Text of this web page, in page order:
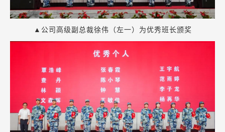
▲公司高级副总裁徐伟（左一）为优秀班长颁奖